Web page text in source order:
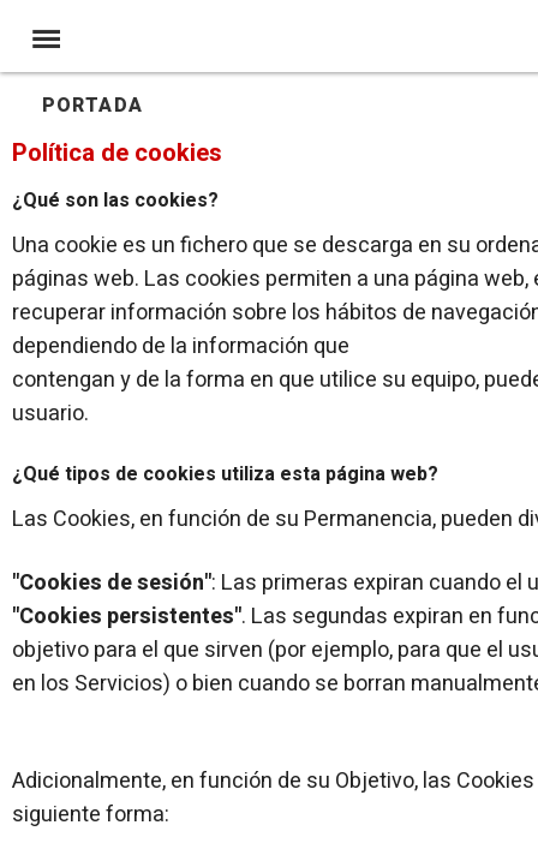
PORTADA
Política de cookies
¿Qué son las cookies?
Una cookie es un fichero que se descarga en su
páginas web. Las cookies permiten a una página
recuperar información sobre los hábitos de
dependiendo de la información que
contengan y de la forma en que utilice su equipo,
usuario.
¿Qué tipos de cookies utiliza esta página web?
Las Cookies, en función de su Permanencia, pueden
"Cookies de sesión": Las primeras expiran cuando el
"Cookies persistentes". Las segundas expiran en
objetivo para el que sirven (por ejemplo, para que el
en los Servicios) o bien cuando se borran
Adicionalmente, en función de su Objetivo, las
siguiente forma: